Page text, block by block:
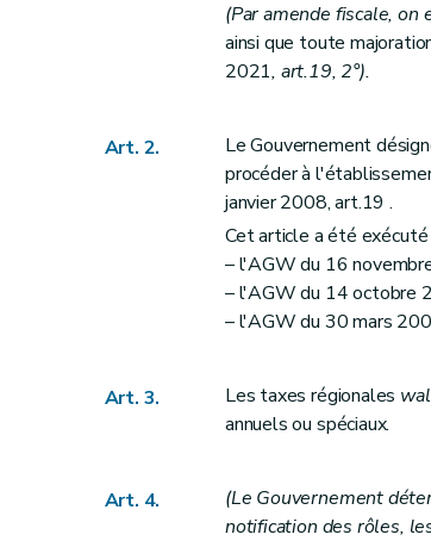
Chapitre III Procédure de taxation
Section première Rectification
Art. 13
Section 2 Taxation d'office
Art. 15
Art. 16
Délai d'imposition et
Art. 17bis
Art.
bis
bis
ter
(Par amende fiscale,
ainsi que toute
2021, art.19, 2°).
Art. 2.
Le Gouvernement
procéder à
janvier 2008, art.19 .
Cet article a été exécuté
– l'AGW du 16
– l'AGW du 14 octobre
– l'AGW du 30 mars
Art. 3. Les taxes régionales
annuels ou spéciaux.
Art. 4.
(Le Gouvernement
notification des rôles,